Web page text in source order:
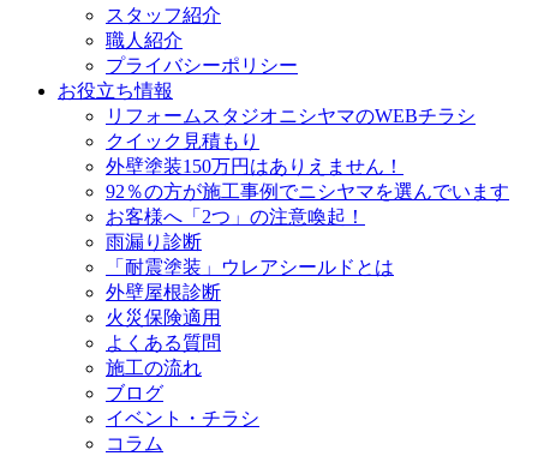
スタッフ紹介
職人紹介
プライバシーポリシー
お役立ち情報
リフォームスタジオニシヤマのWEBチラシ
クイック見積もり
外壁塗装150万円はありえません！
92％の方が施工事例でニシヤマを選んでいます
お客様へ「2つ」の注意喚起！
雨漏り診断
「耐震塗装」ウレアシールドとは
外壁屋根診断
火災保険適用
よくある質問
施工の流れ
ブログ
イベント・チラシ
コラム